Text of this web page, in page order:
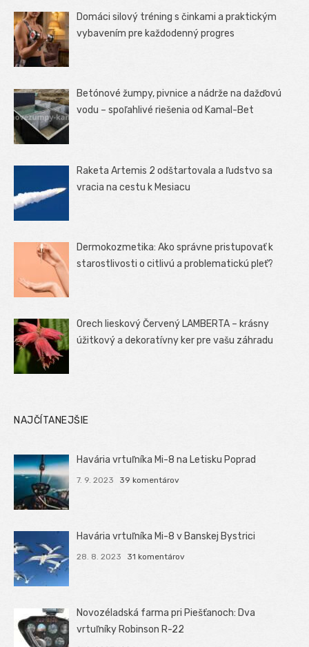
Domáci silový tréning s činkami a praktickým
vybavením pre každodenný progres
Betónové žumpy, pivnice a nádrže na dažďovú
vodu – spoľahlivé riešenia od Kamal-Bet
Raketa Artemis 2 odštartovala a ľudstvo sa
vracia na cestu k Mesiacu
Dermokozmetika: Ako správne pristupovať k
starostlivosti o citlivú a problematickú pleť?
Orech lieskový Červený LAMBERTA – krásny
úžitkový a dekoratívny ker pre vašu záhradu
NAJČÍTANEJŠIE
Havária vrtuľníka Mi-8 na Letisku Poprad
7. 9. 2023 39 komentárov
Havária vrtuľníka Mi-8 v Banskej Bystrici
28. 8. 2023 31 komentárov
Novozéladská farma pri Piešťanoch: Dva
vrtuľníky Robinson R-22